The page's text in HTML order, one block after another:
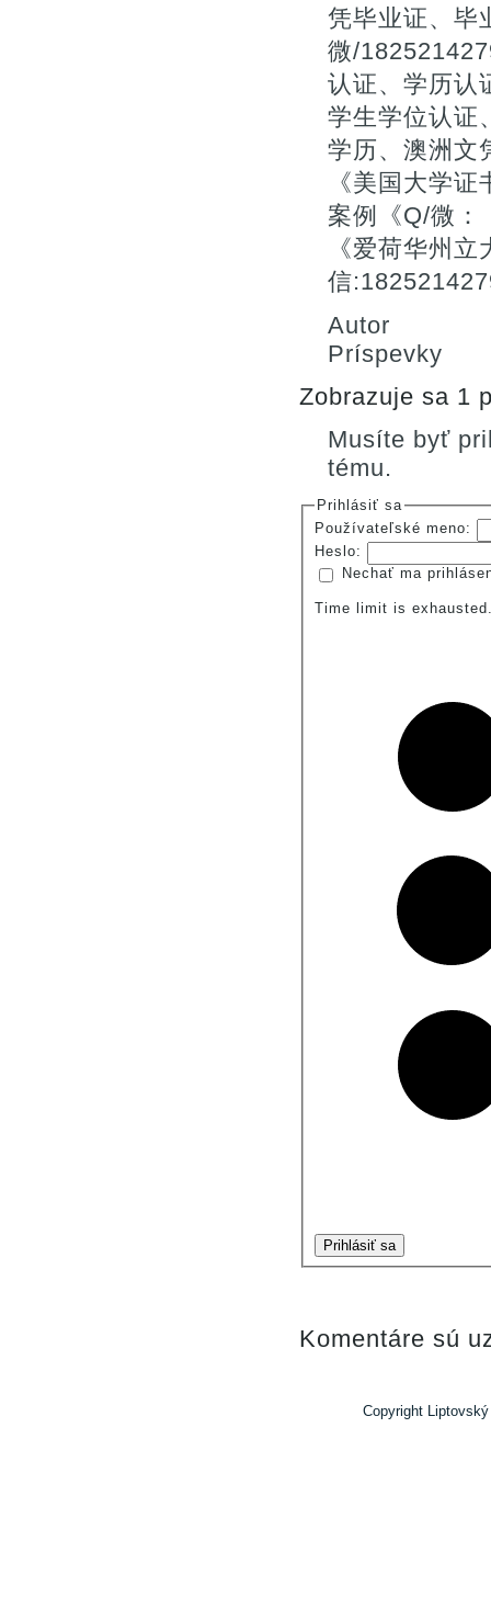
凭毕业证、毕
微/
认证、学历认
学生学位认证
学历、澳洲文
《美国大学
案例《Q/微：
《爱荷华州
信
Autor
Príspevky
Zobrazuje sa 1
Musíte byť
tému.
Prihlásiť sa
Používateľské meno:
Heslo:
Nechať ma
Time limit is
Prihlásiť sa
Komentáre sú
Copyright